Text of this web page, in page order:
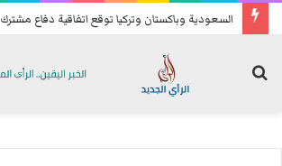
السعودية وباكستان وتركيا توقع اتفاقية دفاع مشترك